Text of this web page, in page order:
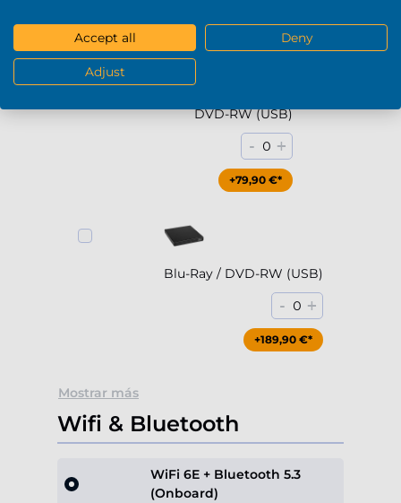
DVD-RW (USB)
- 0 +
+79,90 €*
Blu-Ray / DVD-RW (USB)
- 0 +
+189,90 €*
Mostrar más
Wifi & Bluetooth
WiFi 6E + Bluetooth 5.3
(Onboard)
Accept all Deny
Adjust